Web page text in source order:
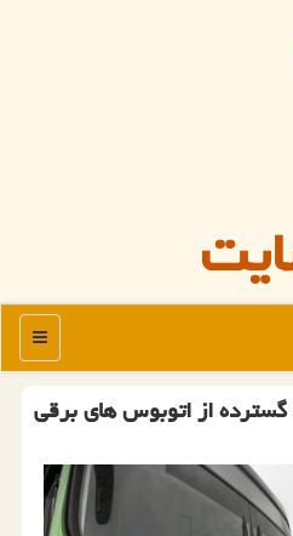
منو
گسترده از اتوبوس های برقی